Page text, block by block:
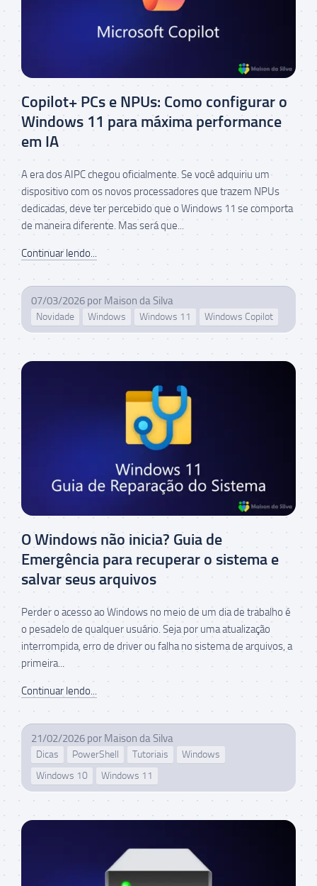
Copilot+ PCs e NPUs: Como configurar o
Windows 11 para máxima performance
em IA
A era dos AIPC chegou oficialmente. Se você adquiriu um
dispositivo com os novos processadores que trazem NPUs
dedicadas, deve ter percebido que o Windows 11 se comporta
de maneira diferente. Mas será que...
Continuar lendo...
07/03/2026 por Maison da Silva
Novidade Windows Windows 11 Windows Copilot
O Windows não inicia? Guia de
Emergência para recuperar o sistema e
salvar seus arquivos
Perder o acesso ao Windows no meio de um dia de trabalho é
o pesadelo de qualquer usuário. Seja por uma atualização
interrompida, erro de driver ou falha no sistema de arquivos, a
primeira...
Continuar lendo...
21/02/2026 por Maison da Silva
Dicas PowerShell Tutoriais
Windows
Windows 10
Windows 11